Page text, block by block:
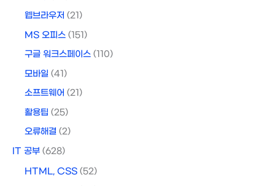
웹브라우저 (21)
MS 오피스 (151)
구글 워크스페이스 (110)
모바일 (41)
소프트웨어 (21)
활용팁 (25)
오류해결 (2)
IT 공부 (628)
HTML, CSS (52)